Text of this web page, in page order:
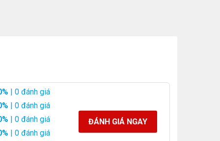
| 0 đánh giá
| 0 đánh giá
| 0 đánh giá
| 0 đánh giá
ĐÁNH GIÁ NGAY